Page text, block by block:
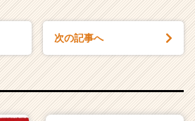
次の記事へ